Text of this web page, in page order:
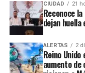
CIUDAD 21
Reconoce
dejan
ALERTAS 2
Reino
aumento de